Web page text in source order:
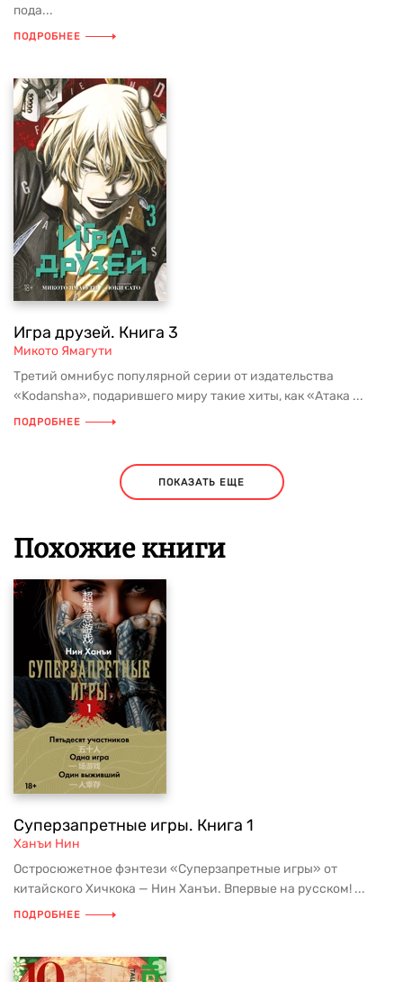
пода...
ПОДРОБНЕЕ
Игра друзей. Книга 3
Микото Ямагути
Третий омнибус популярной серии от издательства
«Kodansha», подарившего миру такие хиты, как «Атака ...
ПОДРОБНЕЕ
ПОКАЗАТЬ ЕЩЕ
Похожие книги
Суперзапретные игры. Книга 1
Ханъи Нин
Остросюжетное фэнтези «Суперзапретные игры» от
китайского Хичкока — Нин Ханъи. Впервые на русском! ...
ПОДРОБНЕЕ